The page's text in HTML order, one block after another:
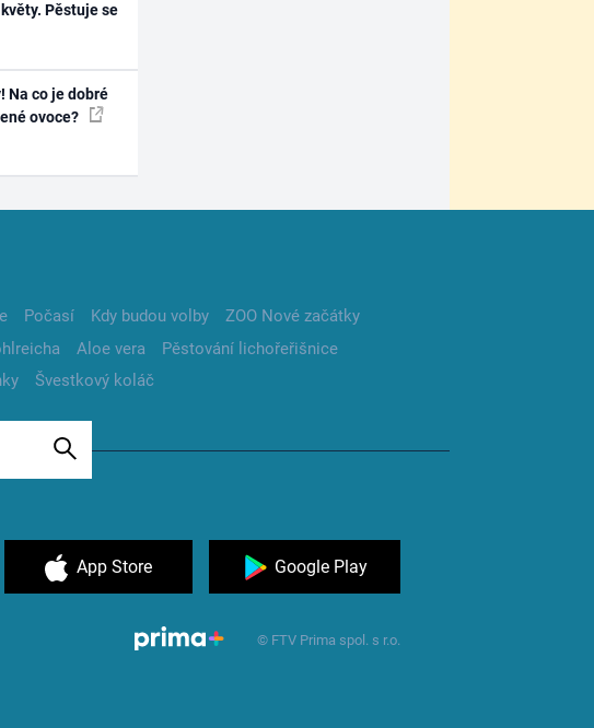
Pěstuje se
Na co je dobré
ovoce?
Počasí Kdy budou volby
ZOO Nové začátky
Aloe vera
Pěstování lichořeřišnice
Švestkový koláč
App Store Google Play
© FTV Prima spol. s r.o.